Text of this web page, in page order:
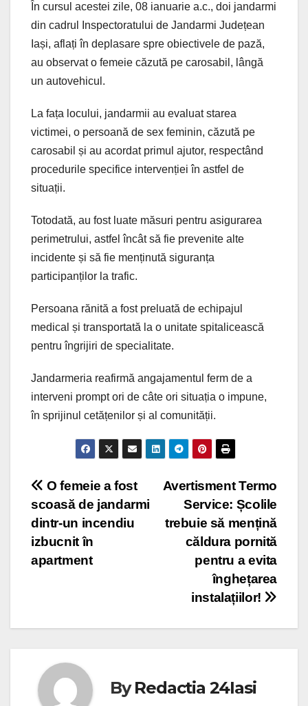
În cursul acestei zile, 08 ianuarie a.c., doi jandarmi
din cadrul Inspectoratului de Jandarmi Județean
Iași, aflați în deplasare spre obiectivele de pază,
au observat o femeie căzută pe carosabil, lângă
un autovehicul.
La fața locului, jandarmii au evaluat starea
victimei, o persoană de sex feminin, căzută pe
carosabil și au acordat primul ajutor, respectând
procedurile specifice intervenției în astfel de
situații.
Totodată, au fost luate măsuri pentru asigurarea
perimetrului, astfel încât să fie prevenite alte
incidente și să fie menținută siguranța
participanților la trafic.
Persoana rănită a fost preluată de echipajul
medical și transportată la o unitate spitalicească
pentru îngrijiri de specialitate.
Jandarmeria reafirmă angajamentul ferm de a
interveni prompt ori de câte ori situația o impune,
în sprijinul cetățenilor și al comunității.
Post
navigation
Avertisment Termo
Service: Școlile
trebuie să mențină
căldura pornită
pentru a evita
înghețarea
instalațiilor!
O femeie a fost
scoasă de jandarmi
dintr-un incendiu
izbucnit în
apartment
ByRedactia 24Iasi